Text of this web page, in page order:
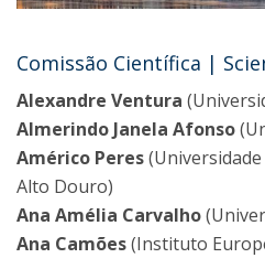
Comissão Científica |
Alexandre Ventura
Almerindo Janela Afonso
Américo Peres
Alto Douro)
Ana Amélia Carvalho
Ana Camões(Instituto